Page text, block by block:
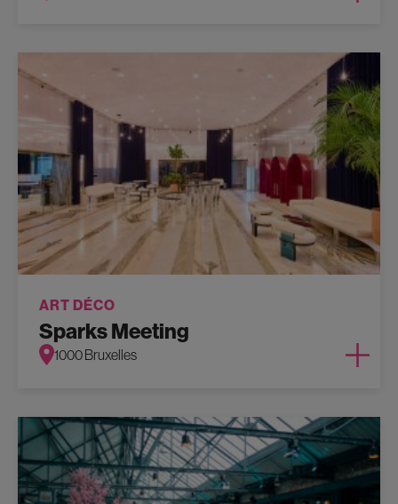
ART DÉCO
Sparks Meeting
1000 Bruxelles